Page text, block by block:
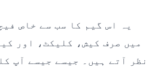
میں صرف کیش، کلیکٹ، اور
نظر آتے ہیں۔ جیسے جیسے آپ